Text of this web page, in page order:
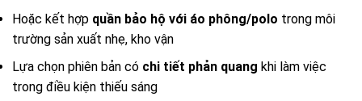
Hoặc kết hợp quần bảo hộ với áo phông/polo trong môi
trường sản xuất nhẹ, kho vận
Lựa chọn phiên bản có chi tiết phản quang khi làm việc
trong điều kiện thiếu sáng